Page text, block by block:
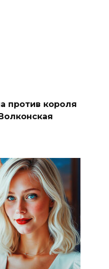
против короля